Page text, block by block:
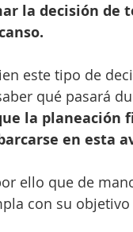
la decisión de
este tipo de
qué pasará
la planeación
en esta
ello que de
con su